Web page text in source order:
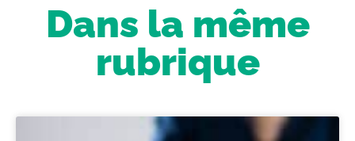
Dans la même
rubrique